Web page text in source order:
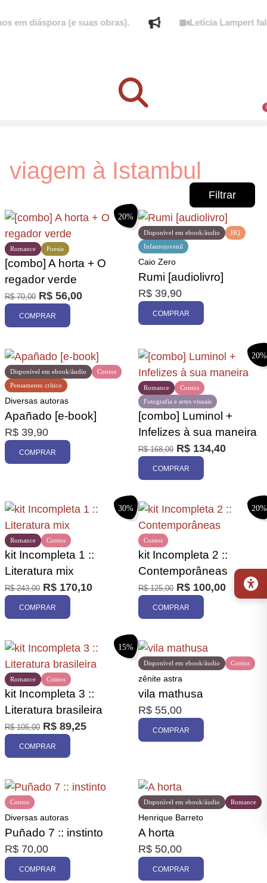
em diáspora (e suas obras). Letícia Lampert fala
viagem à Istambul
Filtrar
Promoção
20%
Poesia
Romance
[combo] A horta + O
regador verde
R$70,00 R$ 56,00
COMPRAR
Disponível em ebook/áudio
HQ
Infantojuvenil
Caio Zero
Rumi [audiolivro]
R$ 39,90
COMPRAR
Contos
Disponível em ebook/áudio
Pensamento crítico
Diversas autoras
Apañado [e-book]
R$ 39,90
COMPRAR
20%
Contos
Fotografia e artes visuais
Romance
[combo] Luminol +
Infelizes à sua maneira
R$168,00 R$ 134,40
COMPRAR
30%
Contos
Romance
kit Incompleta 1 ::
Literatura mix
R$243,00 R$ 170,10
COMPRAR
20%
Contos
kit Incompleta 2 ::
Contemporâneas
R$125,00 R$ 100,00
COMPRAR
15%
Contos
Romance
kit Incompleta 3 ::
Literatura brasileira
R$105,00 R$ 89,25
COMPRAR
Contos
Disponível em ebook/áudio
zênite astra
vila mathusa
R$ 55,00
COMPRAR
Contos
Diversas autoras
Puñado 7 :: instinto
R$ 70,00
COMPRAR
Disponível em ebook/áudio Romance
Henrique Barreto
A horta
R$ 50,00
COMPRAR